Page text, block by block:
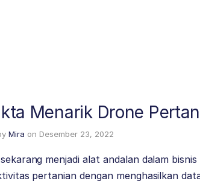
Menarik Drone
Mira on Desember 23, 2022
menjadi alat andalan dalam
pertanian dengan menghasilkan